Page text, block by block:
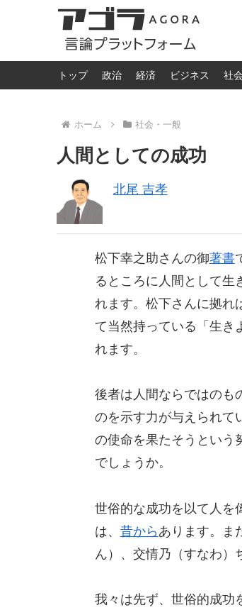
トップ 政治 経済 ビジネス 社
ホーム 社会・一般
人間としての成功
北尾 吉孝
松下幸之助さんの御著書
るところに人間として生
れます。松下さんに拠れ
て当然持っている「生き
れます。
後者は人間ならではのも
のを示す力が与えられて
の使命を果たそうという
でしょうか。
世俗的な成功を以て人を
は、 昔から あります。ま
ん）、交情乃（すなわ）
我々は先ず、世俗的成功